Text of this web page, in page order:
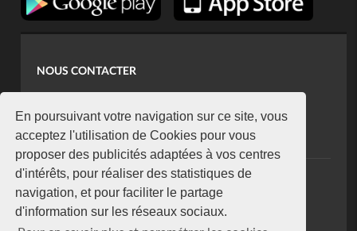
En poursuivant votre navigation sur ce site, vous
acceptez l'utilisation de Cookies pour vous
proposer des publicités adaptées à vos centres
d'intérêts, pour réaliser des statistiques de
navigation, et pour faciliter le partage
d'information sur les réseaux sociaux.
NOUS CONTACTER
koaci@yahoo.fr
+225 07 08 85 52 93
NEWSLETTER
Restez connecté via notre newsletter
S'abonner